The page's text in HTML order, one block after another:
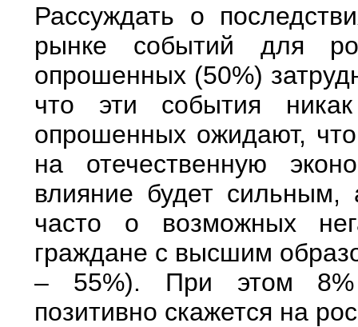
Рассуждать о
рынке событий для
опрошенных (50%)
что эти события
опрошенных ожидают,
на отечественную
влияние будет
часто о возможных
граждане с высшим
– 55%). При этом 8%
позитивно скажется на